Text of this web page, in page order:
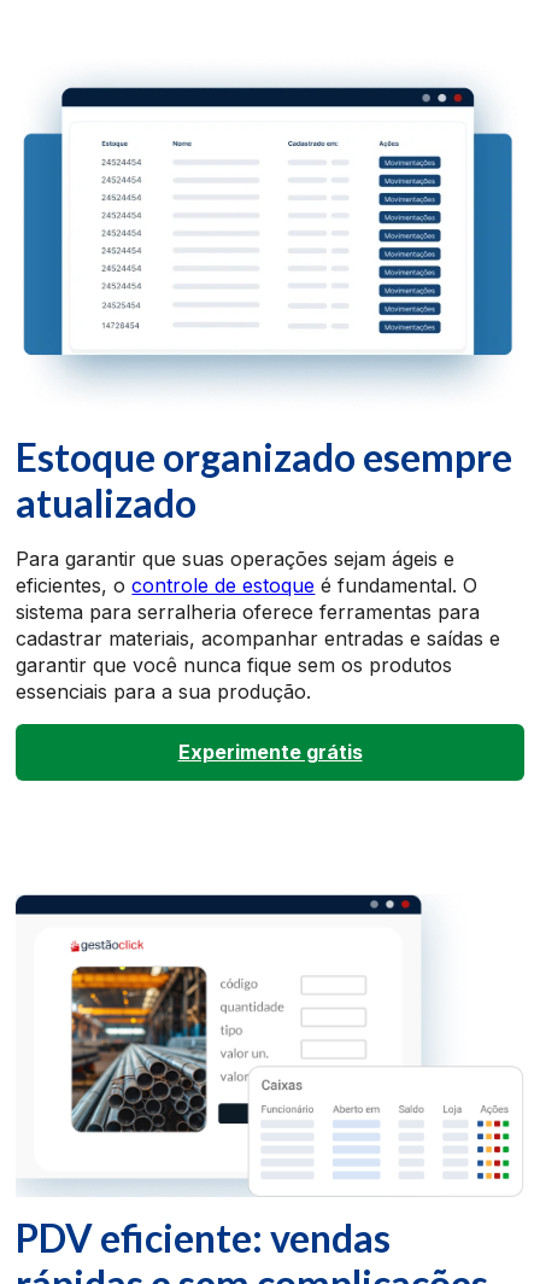
Estoque organizado esempre
atualizado
Para garantir que suas operações sejam ágeis e
eficientes, ocontrole de estoque é fundamental. O
sistema para serralheria oferece ferramentas para
cadastrar materiais, acompanhar entradas e saídas e
garantir que você nunca fique sem os produtos
essenciais para a sua produção.
Experimente grátis
PDV eficiente: vendas